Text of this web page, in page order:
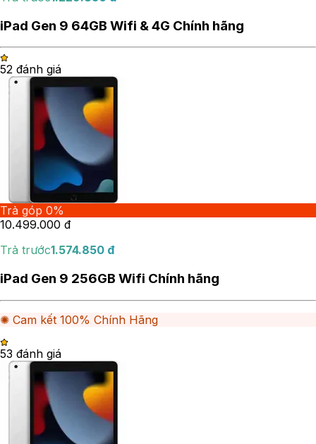
iPad Gen 9 64GB Wifi & 4G Chính hãng
52 đánh giá
Trả góp 0%
10.499.000 đ
Trả trước1.574.850 đ
iPad Gen 9 256GB Wifi Chính hãng
✺ Cam kết 100% Chính Hãng
53 đánh giá